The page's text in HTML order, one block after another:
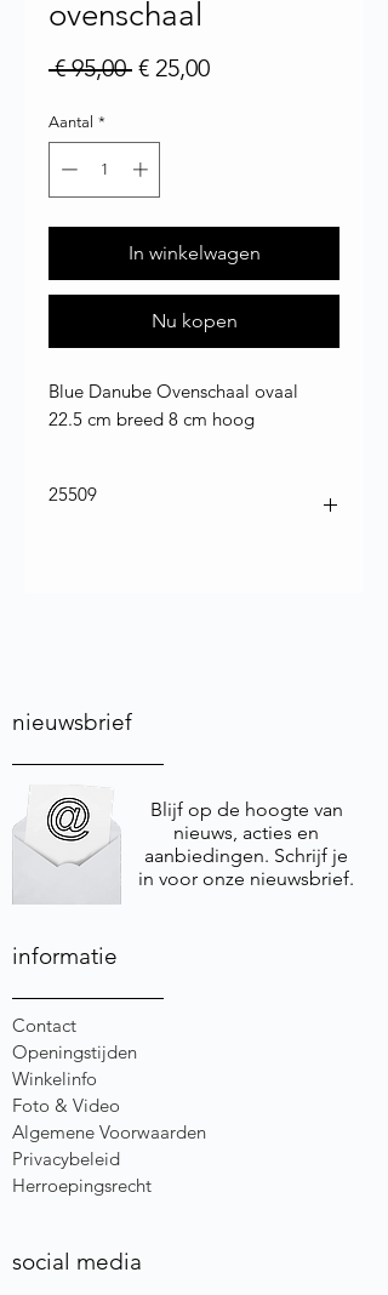
ovenschaal
€ 95,00 Normale prijs
€ 25,00Verkoopprijs
Aantal *
In winkelwagen
Nu kopen
Blue Danube Ovenschaal ovaal
22.5 cm breed 8 cm hoog
25509
nieuwsbrief
Blijf op de hoogte van
nieuws, acties en
aanbiedingen. Schrijf je
in voor onze nieuwsbrief.
informatie
Contact
Openingstijden
Winkelinfo
Foto & Video
Algemene Voorwaarden
Privacybeleid
Herroepingsrecht
social media